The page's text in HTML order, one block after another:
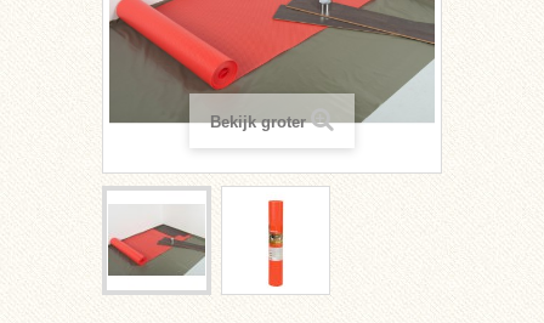
Bekijk groter